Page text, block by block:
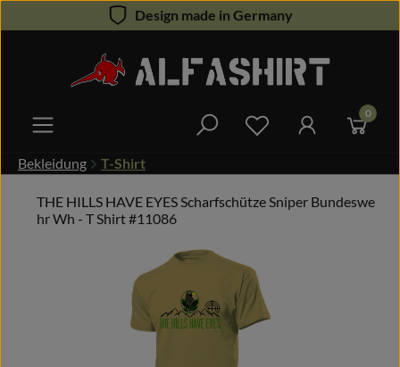
Zum Hauptinhalt springenDesign made in Germany
Du hast 0 0
Bekleidung T-Shirt
THE HILLS HAVE EYES Scharfschütze Sniper Bundeswe
hr Wh - T Shirt #11086
Bildergalerie überspringen